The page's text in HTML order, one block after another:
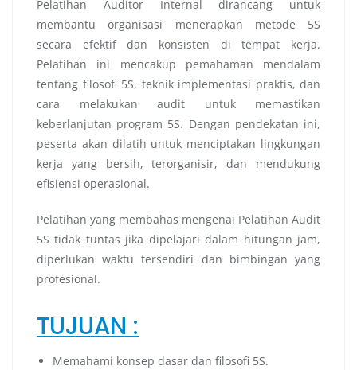
Pelatihan Auditor Internal dirancang untuk
membantu organisasi menerapkan metode 5S
secara efektif dan konsisten di tempat kerja.
Pelatihan ini mencakup pemahaman mendalam
tentang filosofi 5S, teknik implementasi praktis, dan
cara melakukan audit untuk memastikan
keberlanjutan program 5S. Dengan pendekatan ini,
peserta akan dilatih untuk menciptakan lingkungan
kerja yang bersih, terorganisir, dan mendukung
efisiensi operasional.
Pelatihan yang membahas mengenai Pelatihan Audit
5S tidak tuntas jika dipelajari dalam hitungan jam,
diperlukan waktu tersendiri dan bimbingan yang
profesional.
TUJUAN :
Memahami konsep dasar dan filosofi 5S.